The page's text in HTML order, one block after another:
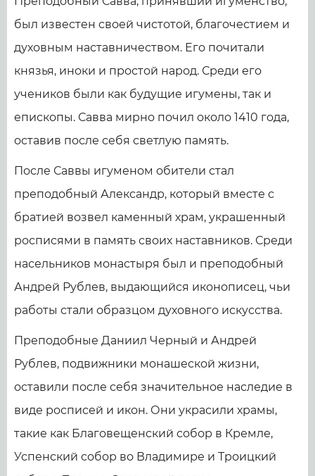
был известен своей чистотой, благочестием и
духовным наставничеством. Его почитали
князья, иноки и простой народ. Среди его
учеников были как будущие игумены, так и
епископы. Савва мирно почил около 1410 года,
оставив после себя светлую память.
После Саввы игуменом обители стал
преподобный Александр, который вместе с
братией возвел каменный храм, украшенный
росписями в память своих наставников. Среди
насельников монастыря был и преподобный
Андрей Рублев, выдающийся иконописец, чьи
работы стали образцом духовного искусства.
Преподобные Даниил Черный и Андрей
Рублев, подвижники монашеской жизни,
оставили после себя значительное наследие в
виде росписей и икон. Они украсили храмы,
такие как Благовещенский собор в Кремле,
Успенский собор во Владимире и Троицкий